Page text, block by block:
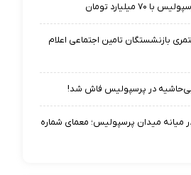
میلیارد تومان
بازنشستگان تامین اجتماعی اعلام
بی‌حاشیه در پرسپولیس فاش شد!
میانه میدان پرسپولیس؛ معمای شماره